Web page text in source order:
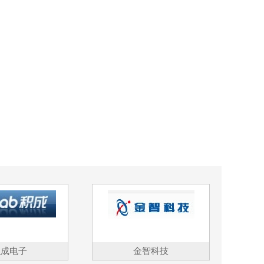
电子 金智科技